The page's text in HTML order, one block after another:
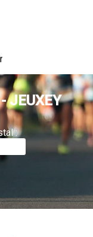
JEUXEY
: